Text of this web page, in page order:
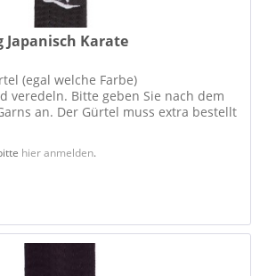
Karate
(egal welche Farbe)
veredeln. Bitte geben Sie nach dem
an. Der Gürtel muss extra bestellt
hier anmelden.